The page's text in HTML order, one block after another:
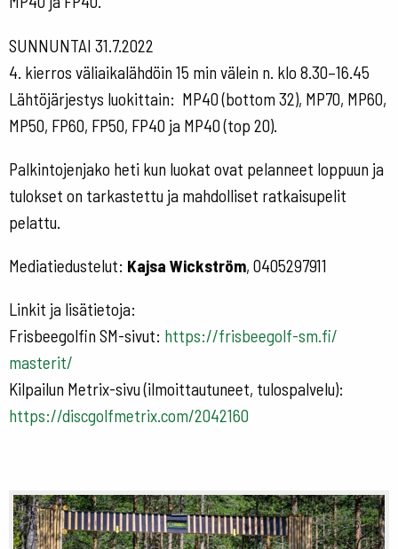
SUNNUNTAI 31.7.2022
4. kierros väliaikalähdöin 15 min välein n. klo 8.30–16.45
Lähtöjärjestys luokittain: MP40 (bottom 32), MP70, MP60,
MP50, FP60, FP50, FP40 ja MP40 (top 20).
Palkintojenjako heti kun luokat ovat pelanneet loppuun ja
tulokset on tarkastettu ja mahdolliset ratkaisupelit
pelattu.
Mediatiedustelut: Kajsa Wickström, 0405297911
Linkit ja lisätietoja:
Frisbeegolfin SM-sivut: https://frisbeegolf-sm.fi/
masterit/
Kilpailun Metrix-sivu (ilmoittautuneet, tulospalvelu):
https://discgolfmetrix.com/2042160